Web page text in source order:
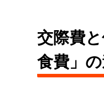
交際費
食費」